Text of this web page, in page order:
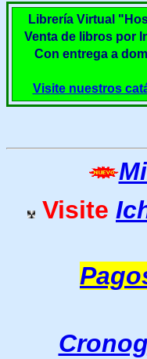
Librería Virtual
Venta de libros por
Con entrega a
Visite nuestros
Visite